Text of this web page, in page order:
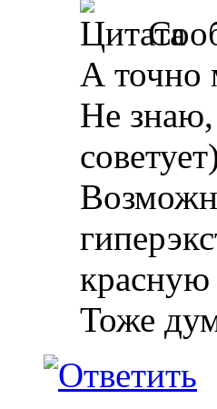
А точно
Не знаю,
красную
Тоже